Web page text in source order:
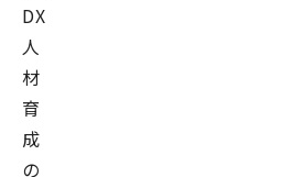
DX
人
材
育
成
の